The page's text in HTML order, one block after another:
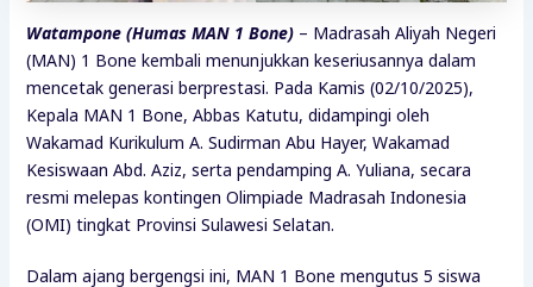
Watampone (Humas MAN 1 Bone)– Madrasah Aliyah Negeri
(MAN) 1 Bone kembali menunjukkan keseriusannya dalam
mencetak generasi berprestasi. Pada Kamis (02/10/2025),
Kepala MAN 1 Bone, Abbas Katutu, didampingi oleh
Wakamad Kurikulum A. Sudirman Abu Hayer, Wakamad
Kesiswaan Abd. Aziz, serta pendamping A. Yuliana, secara
resmi melepas kontingen Olimpiade Madrasah Indonesia
(OMI) tingkat Provinsi Sulawesi Selatan.
Dalam ajang bergengsi ini, MAN 1 Bone mengutus 5 siswa